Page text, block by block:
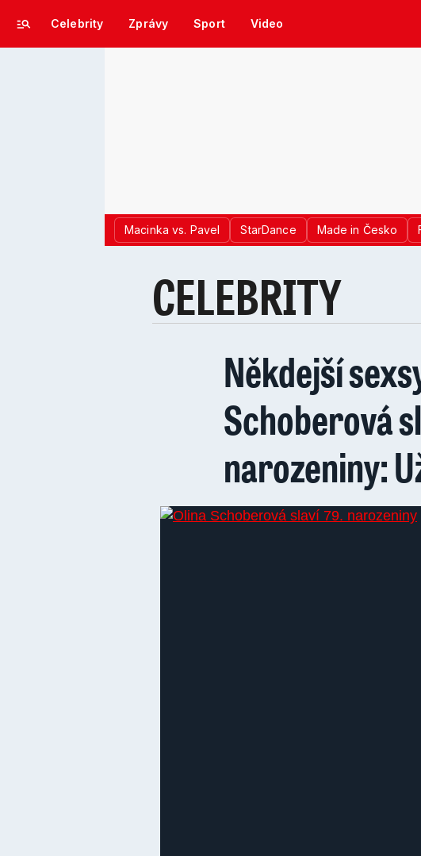
Celebrity Zprávy Sport Video
Macinka vs. Pavel StarDance Made in Česko
CELEBRITY
Někdejší
Schoberová
narozeniny: